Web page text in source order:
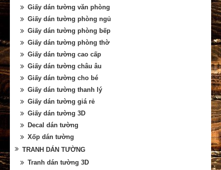
Giấy dán tường văn phòng
Giấy dán tường phòng ngủ
Giấy dán tường phòng bếp
Giấy dán tường phòng thờ
Giấy dán tường cao cấp
Giấy dán tường châu âu
Giấy dán tường cho bé
Giấy dán tường thanh lý
Giấy dán tường giá rẻ
Giấy dán tường 3D
Decal dán tường
Xốp dán tường
TRANH DÁN TƯỜNG
Tranh dán tường 3D